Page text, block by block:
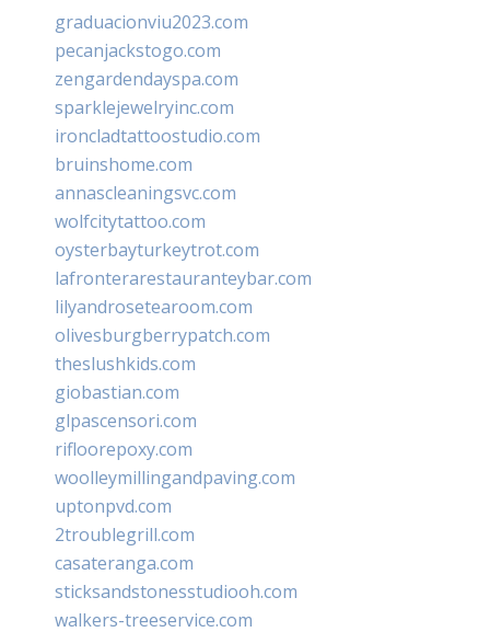
graduacionviu2023.com
pecanjackstogo.com
zengardendayspa.com
sparklejewelryinc.com
ironcladtattoostudio.com
bruinshome.com
annascleaningsvc.com
wolfcitytattoo.com
oysterbayturkeytrot.com
lafronterarestauranteybar.com
lilyandrosetearoom.com
olivesburgberrypatch.com
theslushkids.com
giobastian.com
glpascensori.com
rifloorepoxy.com
woolleymillingandpaving.com
uptonpvd.com
2troublegrill.com
casateranga.com
sticksandstonesstudiooh.com
walkers-treeservice.com